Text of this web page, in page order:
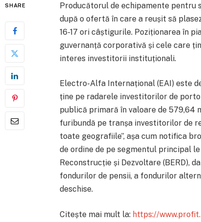
SHARE
Producătorul de echipamente
după o ofertă în care a reușit să
16-17 ori câștigurile. Poziționarea în
guvernanță corporativă și cele care
interes investitorii instituționali.
Electro-Alfa Internațional (EAI) este
ține pe radarele investitorilor de
publică primară în valoare de 579,64
furibundă pe tranșa investitorilor de
toate geografiile”, așa cum notifica
de ordine de pe segmentul principal
Reconstrucție și Dezvoltare (BERD),
fondurilor de pensii, a fondurilor
deschise.
Citește mai mult la: https://